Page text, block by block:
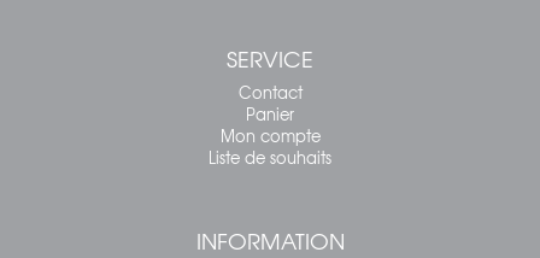
SERVICE
Contact
Panier
Mon compte
Liste de souhaits
INFORMATION